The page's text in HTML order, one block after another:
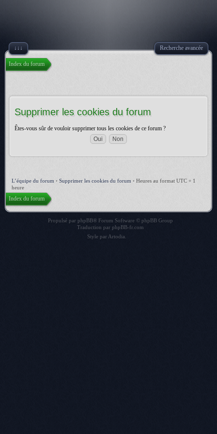
↓↓↓ Recherche avancée
Index du forum
Supprimer les cookies du forum
Êtes-vous sûr de vouloir supprimer tous les cookies de ce forum ?
L’équipe du forum • Supprimer les cookies du forum • Heures au format UTC + 1
heure
Index du forum
Propulsé par phpBB® Forum Software © phpBB Group
Traduction par phpBB-fr.com
Style par Artodia